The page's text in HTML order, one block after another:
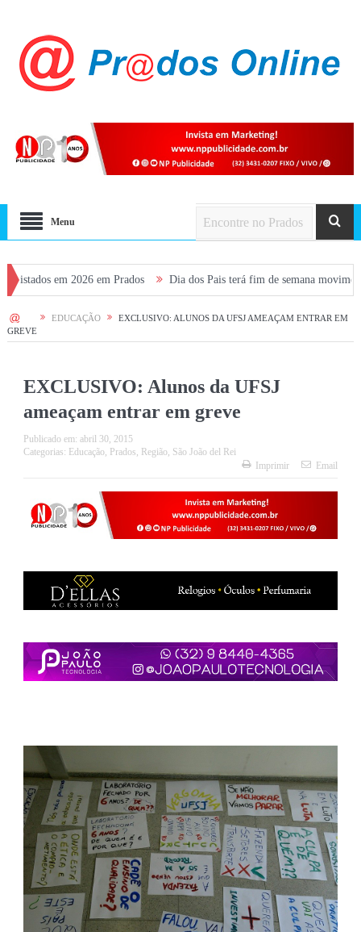
Menu
em 2026 em Prados Dia dos Pais terá fim de semana movimentado em
HOME EDUCAÇÃO
EXCLUSIVO: ALUNOS DA UFSJ AMEAÇAM ENTRAR EM
GREVE
EXCLUSIVO: Alunos da UFSJ
ameaçam entrar em greve
Publicado em: abril 30, 2015
Categorias: Educação, Prados, Região, São João del Rei
Imprimir
Email